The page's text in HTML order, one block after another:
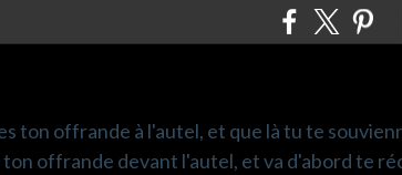
ton offrande à l'autel, et que là tu te
ton offrande devant l'autel, et va d'abord te